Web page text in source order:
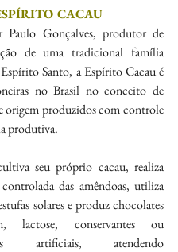
CACAU
Paulo Gonçalves, produtor de
de uma tradicional família
Santo, a Espírito Cacau é
no Brasil no conceito de
origem produzidos com controle
produtiva.
seu próprio cacau, realiza
das amêndoas, utiliza
solares e produz chocolates
lactose, conservantes ou
artificiais, atendendo